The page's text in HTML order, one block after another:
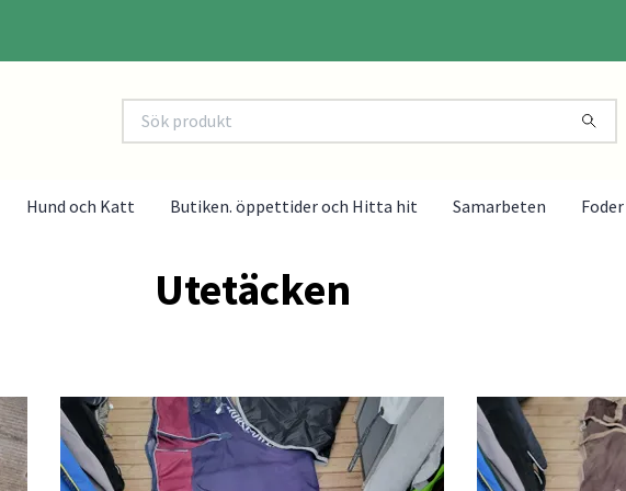
Hund och Katt Butiken. öppettider och Hitta hit Samarbeten Foder
Utetäcken